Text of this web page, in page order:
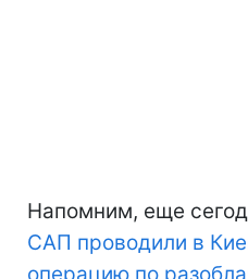
Напомним, еще
САП проводили в
операцию по